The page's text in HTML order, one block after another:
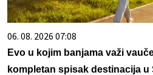
06. 08. 2026 07:08
Evo u kojim banjama važi
kompletan spisak destinacija u